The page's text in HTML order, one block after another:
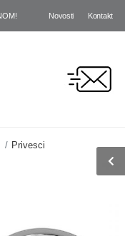
Novosti Kontakt
Privesci